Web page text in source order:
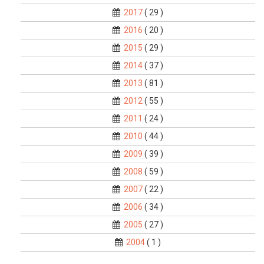
2017( 29 )
2016 ( 20 )
2015 ( 29 )
2014( 37 )
2013 ( 81 )
2012 ( 55 )
2011 ( 24 )
2010 ( 44 )
2009 ( 39 )
2008 ( 59 )
2007( 22 )
2006 ( 34 )
2005 ( 27 )
2004( 1 )